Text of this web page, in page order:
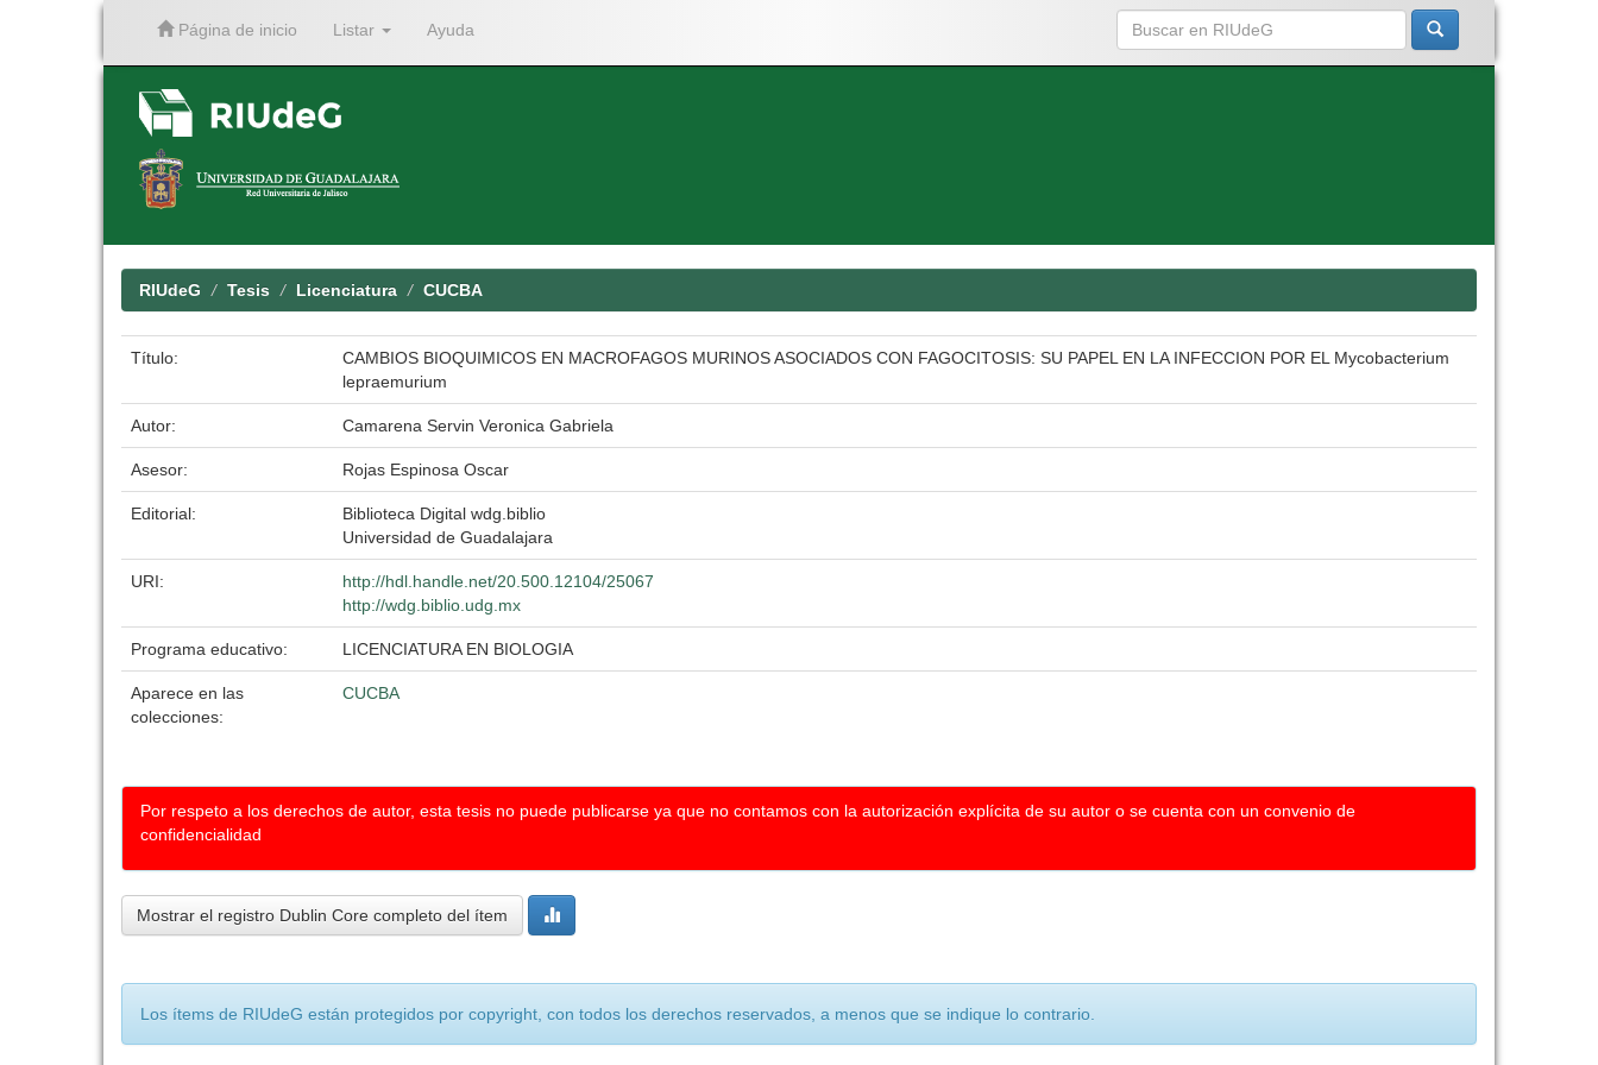
Página de inicio Listar Ayuda
RIUdeG Tesis Licenciatura CUCBA
Título:
CAMBIOS BIOQUIMICOS EN MACROFAGOS MURINOS ASOCIADOS CON FAGOCITOSIS: SU PAPEL EN LA INFECCION POR EL Mycobacterium
lepraemurium
Autor: Camarena Servin Veronica Gabriela
Asesor: Rojas Espinosa Oscar
Editorial:
Biblioteca Digital wdg.biblio
Universidad de Guadalajara
URI:
http://hdl.handle.net/20.500.12104/25067
http://wdg.biblio.udg.mx
Programa educativo: LICENCIATURA EN BIOLOGIA
Aparece en las
colecciones:
CUCBA
Por respeto a los derechos de autor, esta tesis no puede publicarse ya que no contamos con la autorización explícita de su autor o se cuenta con un convenio de
confidencialidad
Mostrar el registro Dublin Core completo del ítem
Los ítems de RIUdeG están protegidos por copyright, con todos los derechos reservados, a menos que se indique lo contrario.